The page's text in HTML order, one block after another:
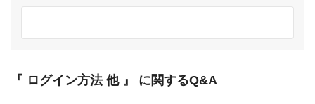
『 ログイン方法 他 』 に関するQ&A